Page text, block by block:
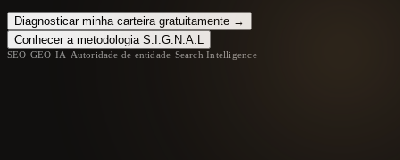
Diagnosticar minha carteira gratuitamente →
Conhecer a metodologia S.I.G.N.A.L
SEO·GEO·IA· Autoridade de entidade·Search Intelligence